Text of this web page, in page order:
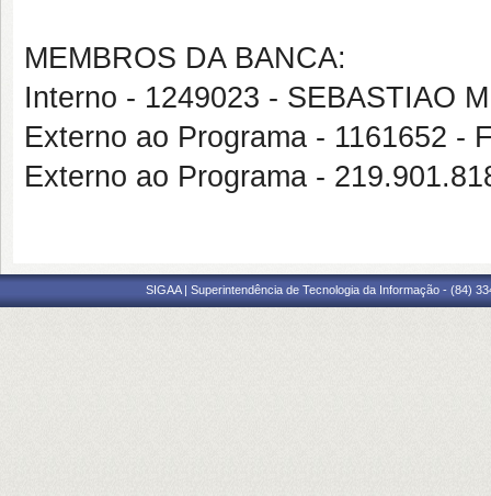
MEMBROS DA BANCA:
Interno - 1249023 - SEBASTIAO
Externo ao Programa - 1161652 -
Externo ao Programa -
SIGAA | Superintendência de Tecnologia da Informação - (84)